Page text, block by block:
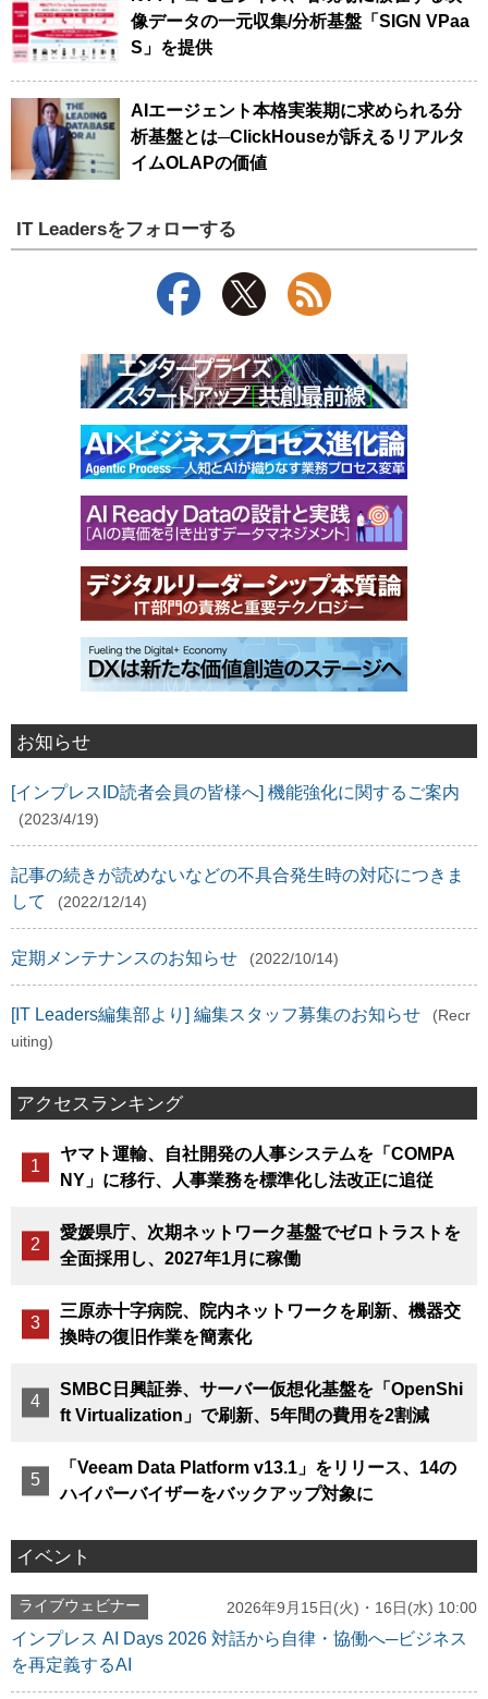
像データの一元収集/分析基盤「SIGN VPaa
S」を提供
AIエージェント本格実装期に求められる分
析基盤とは─ClickHouseが訴えるリアルタ
イムOLAPの価値
IT Leadersをフォローする
お知らせ
[インプレスID読者会員の皆様へ] 機能強化に関するご案内
(2023/4/19)
記事の続きが読めないなどの不具合発生時の対応につきま
して
(2022/12/14)
定期メンテナンスのお知らせ (2022/10/14)
[IT Leaders編集部より] 編集スタッフ募集のお知らせ
(Recr
uiting)
アクセスランキング
ヤマト運輸、自社開発の人事システムを「COMPA
NY」に移行、人事業務を標準化し法改正に追従
愛媛県庁、次期ネットワーク基盤でゼロトラストを
全面採用し、2027年1月に稼働
三原赤十字病院、院内ネットワークを刷新、機器交
換時の復旧作業を簡素化
SMBC日興証券、サーバー仮想化基盤を「OpenShi
ft Virtualization」で刷新、5年間の費用を2割減
「Veeam Data Platform v13.1」をリリース、14の
ハイパーバイザーをバックアップ対象に
イベント
ライブウェビナー 2026年9月15日(火)・16日(水) 10:00
インプレス AI Days 2026 対話から自律・協働へ─ビジネス
を再定義するAI